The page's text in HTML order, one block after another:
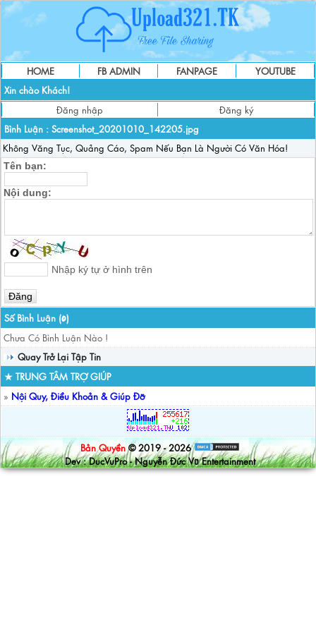
HOME FB ADMIN FANPAGE
YOUTUBE
Xin chào Khách!
Đăng nhập
Đăng ký
Bình Luận : Screenshot_20201010_142205.jpg
Không Văng Tục, Quảng Cáo, Spam Nếu Bạn Là Người Có Văn Hóa!
Tên bạn:
Nội dung:
Nhập ký tự ở hình trên
Số Bình Luận (0)
Chưa Có Bình Luận Nào !
Quay Trở Lại Tập Tin
★ TRUNG TÂM TRỢ GIÚP
» Nội Quy, Điều Khoản & Giúp Đỡ
Bản Quyền © 2019 - 2026
Dev : DucVuPro - Nguyễn Đức Vũ Entertainment